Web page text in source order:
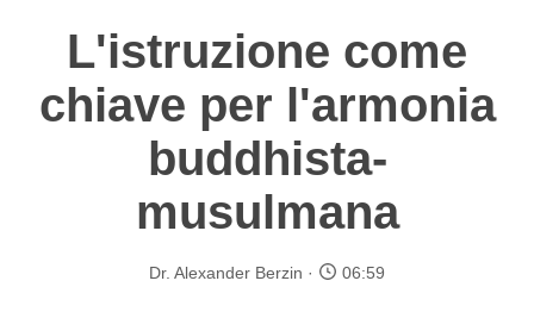
L'istruzione come
chiave per l'armonia
buddhista-
musulmana
Dr. Alexander Berzin 06:59